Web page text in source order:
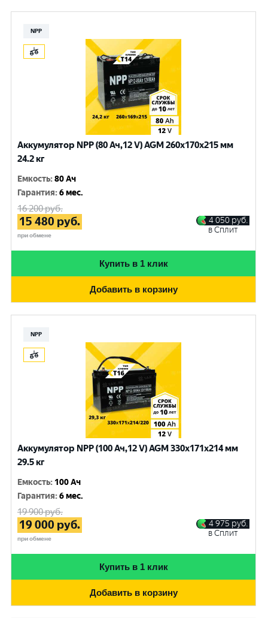
NPP
Аккумулятор NPP (80 Ач,12 V) AGM 260x170x215 мм
24.2 кг
Емкость:80 Ач
Гарантия:6 мес.
16 200руб.
15 480 руб.
при обмене
4 050 руб.
в Сплит
Купить в 1 клик
Добавить в корзину
NPP
Аккумулятор NPP (100 Ач,12 V) AGM 330x171x214 мм
29.5 кг
Емкость: 100 Ач
Гарантия:6 мес.
19 900руб.
19 000 руб.
при обмене
4 975 руб.
в Сплит
Купить в 1 клик
Добавить в корзину